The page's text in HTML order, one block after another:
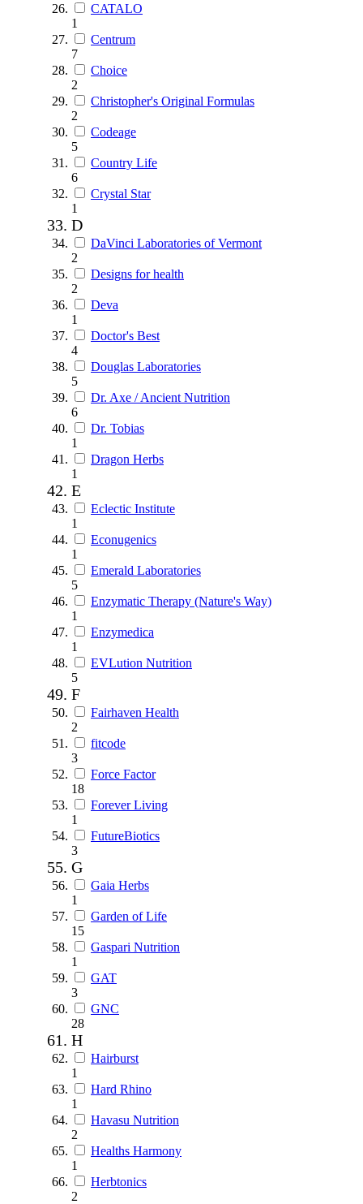
CATALO
1
Centrum
7
Choice
2
Christopher's Original Formulas
2
Codeage
5
Country Life
6
Crystal Star
1
D
DaVinci Laboratories of Vermont
2
Designs for health
2
Deva
1
Doctor's Best
4
Douglas Laboratories
5
Dr. Axe / Ancient Nutrition
6
Dr. Tobias
1
Dragon Herbs
1
E
Eclectic Institute
1
Econugenics
1
Emerald Laboratories
5
Enzymatic Therapy (Nature's Way)
1
Enzymedica
1
EVLution Nutrition
5
F
Fairhaven Health
2
fitcode
3
Force Factor
18
Forever Living
1
FutureBiotics
3
G
Gaia Herbs
1
Garden of Life
15
Gaspari Nutrition
1
GAT
3
GNC
28
H
Hairburst
1
Hard Rhino
1
Havasu Nutrition
2
Healths Harmony
1
Herbtonics
2